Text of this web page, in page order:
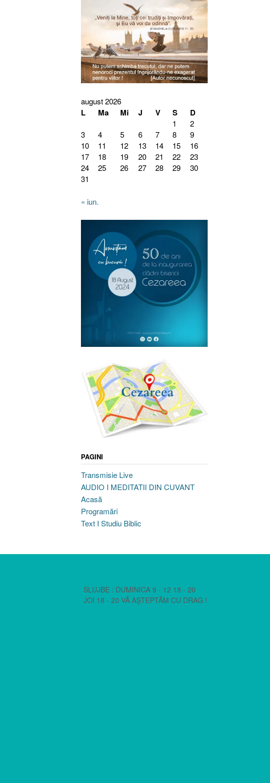
august 2026
L Ma Mi J V S D
1
2
3
4 5 6 7 8
9
10
11 12 13 14 15
16
17
18 19 20 21 22
23
24
25 26 27 28 29
30
31
« iun.
PAGINI
Transmisie Live
AUDIO I MEDITATII DIN CUVANT
Acasă
Programări
Text I Studiu Biblic
SLUJBE : DUMINICA 9 - 12 18 - 20
JOI 18 - 20 VĂ AȘTEPTĂM CU DRAG !